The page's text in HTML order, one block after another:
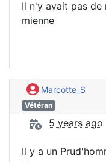
Il n'y avait pas de
mienne
Marcotte_S
Vétéran
5 years ago
Il y a un